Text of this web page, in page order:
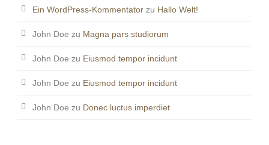
Ein WordPress-Kommentator zu Hallo Welt!
John Doe zu Magna pars studiorum
John Doe zu Eiusmod tempor incidunt
John Doe zu Eiusmod tempor incidunt
John Doe zu Donec luctus imperdiet